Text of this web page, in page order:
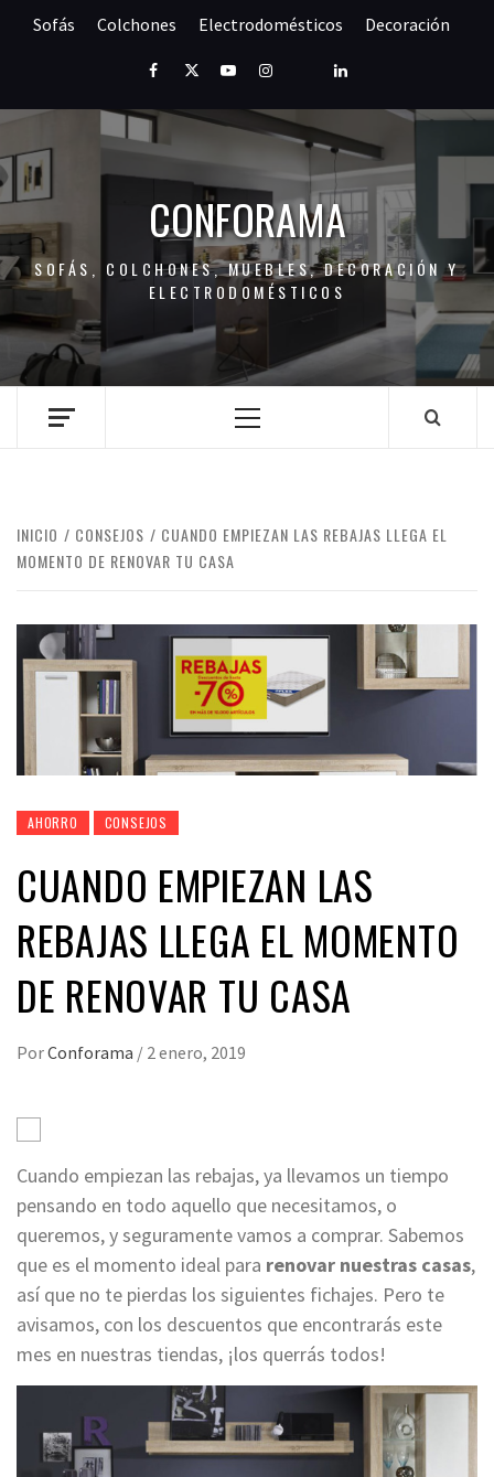
Sofás Colchones Electrodomésticos Decoración
FacebookTwitterYoutubeInstagramPinterestLinkedIn
CONFORAMA
SOFÁS, COLCHONES, MUEBLES, DECORACIÓN Y
ELECTRODOMÉSTICOS
Menú
INICIO CONSEJOS
CUANDO EMPIEZAN LAS REBAJAS LLEGA EL
MOMENTO DE RENOVAR TU CASA
AHORRO CONSEJOS
CUANDO EMPIEZAN LAS
REBAJAS LLEGA EL MOMENTO
DE RENOVAR TU CASA
PorConforama / 2 enero, 2019
Cuando empiezan las rebajas, ya llevamos un tiempo
pensando en todo aquello que necesitamos, o
queremos, y seguramente vamos a comprar. Sabemos
que es el momento ideal para renovar nuestras casas,
así que no te pierdas los siguientes fichajes. Pero te
avisamos, con los descuentos que encontrarás este
mes en nuestras tiendas, ¡los querrás todos!